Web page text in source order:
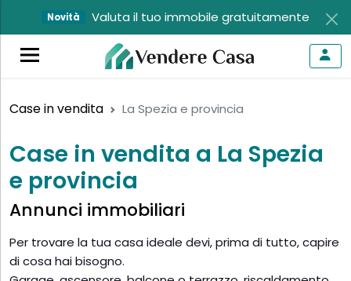
Novità Valuta il tuo immobile gratuitamente
Case in vendita La Spezia e provincia
Case in vendita a La Spezia
e provincia
Annunci immobiliari
Per trovare la tua casa ideale devi, prima di tutto, capire
di cosa hai bisogno.